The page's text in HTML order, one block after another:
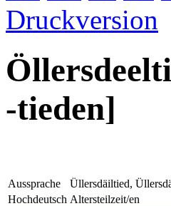
Druckversion
-tieden]
Aussprache
Üllersdäiltied,
Hochdeutsch Altersteilzeit/en